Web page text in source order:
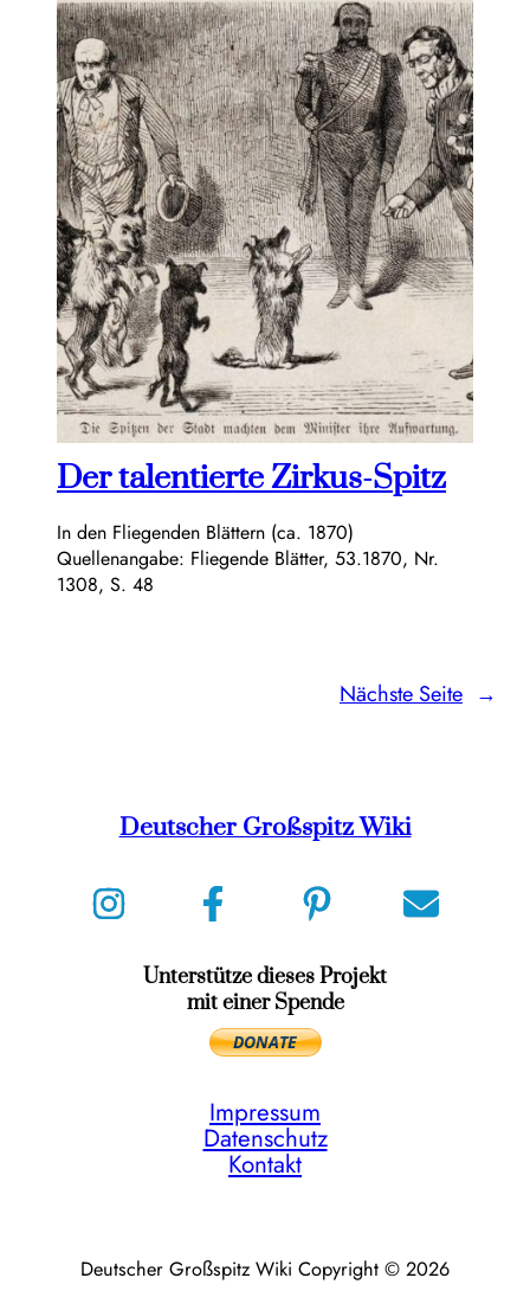
Der talentierte Zirkus-Spitz
In den Fliegenden Blättern (ca. 1870)
Quellenangabe: Fliegende Blätter, 53.1870, Nr.
1308, S. 48
Nächste Seite →
Deutscher Großspitz Wiki
Unterstütze dieses Projekt
mit einer Spende
Impressum
Datenschutz
Kontakt
Deutscher Großspitz Wiki Copyright © 2026